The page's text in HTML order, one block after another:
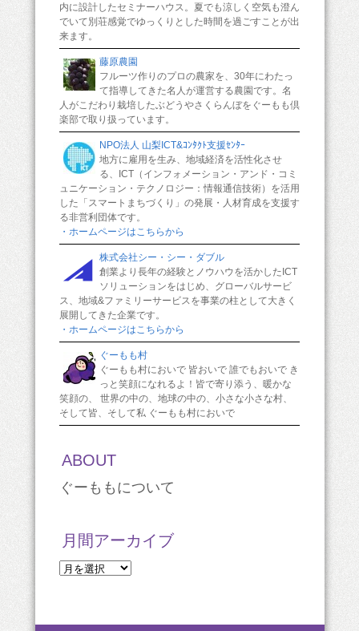
内に設計したセミナーハウス。夏でも涼しく空気も澄ん
でいて別荘感覚でゆっくりとした時間を過ごすことが出
来ます。
藤原農園
フルーツ作りのプロの農家を、30年にわたっ
て指導してきた名人が運営する農園です。名
人がこだわり栽培したぶどうやさくらんぼをぐーもも倶
楽部で取り扱っています。
NPO法人 山梨ICT&ｺﾝﾀｸﾄ支援ｾﾝﾀｰ
地方に雇用を生み、地域経済を活性化させ
る、ICT（インフォメーション・アンド・コミ
ュニケーション・テクノロジー：情報通信技術）を活用
した「スマートまちづくり」の発展・人材育成を支援す
る非営利団体です。
・ホームページはこちらから
株式会社シー・シー・ダブル
創業より長年の経験とノウハウを活かしたICT
ソリューションをはじめ、グローバルサービ
ス、地域&ファミリーサービスを事業の柱として大きく
展開してきた企業です。
・ホームページはこちらから
ぐーもも村
ぐーもも村においで 皆おいで 誰でもおいで き
っと笑顔になれるよ！皆で寄り添う、暖かな
笑顔の、 世界の中の、地球の中の、小さな小さな村、
そして皆、そして私 ぐーもも村においで
ABOUT
ぐーももについて
月間アーカイブ
月
カ